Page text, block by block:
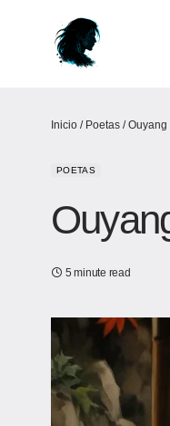
Inicio / Poetas /Ouyang
POETAS
5 minute read